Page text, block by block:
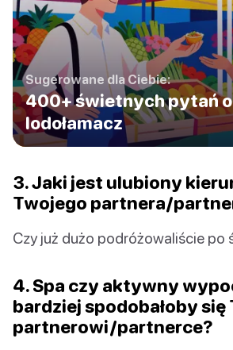
Sugerowane dla Ciebie:
400+ świetnych pytań o
lodołamacz
3. Jaki jest ulubiony
Twojego partnera/
Czy już dużo podróżowaliście po
4. Spa czy aktywny
bardziej spodobałoby się
partnerowi/partnerce?